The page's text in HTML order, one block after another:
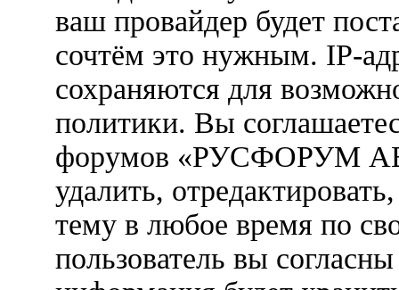
ваш провайдер будет
сочтём это нужным. IP-
сохраняются для
политики. Вы
форумов «РУСФОРУМ
удалить,
тему в любое время по
пользователь вы